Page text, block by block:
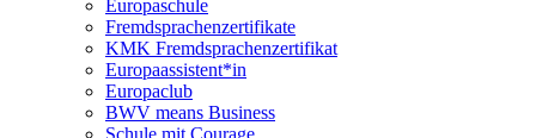
Europaschule
Fremdsprachenzertifikate
KMK Fremdsprachenzertifikat
Europaassistent*in
Europaclub
BWV means Business